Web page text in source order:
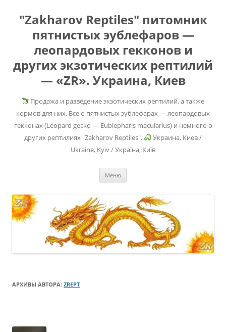
"Zakharov Reptiles" питомник
пятнистых эублефаров —
леопардовых гекконов и
других экзотических рептилий
— «ZR». Украина, Киев
Продажа и разведение экзотических рептилий, а также
кормов для них. Все о пятнистых эублефарах — леопардовых
гекконах (Leopard gecko — Eublepharis macularius) и немного о
других рептилиях "Zakharov Reptiles".
Украина, Киев /
Ukraine, Kyiv / Україна, Київ
Меню
АРХИВЫ АВТОРА: ZREPT